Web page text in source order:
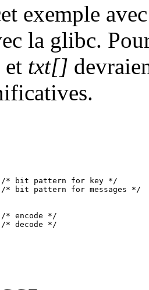
exemple
la glibc.
et txt[]
* bit pattern for key */
* bit pattern for messages */
* encode */
* decode */